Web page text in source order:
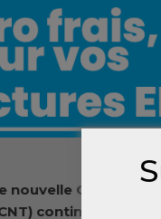
nouvelle
continue de